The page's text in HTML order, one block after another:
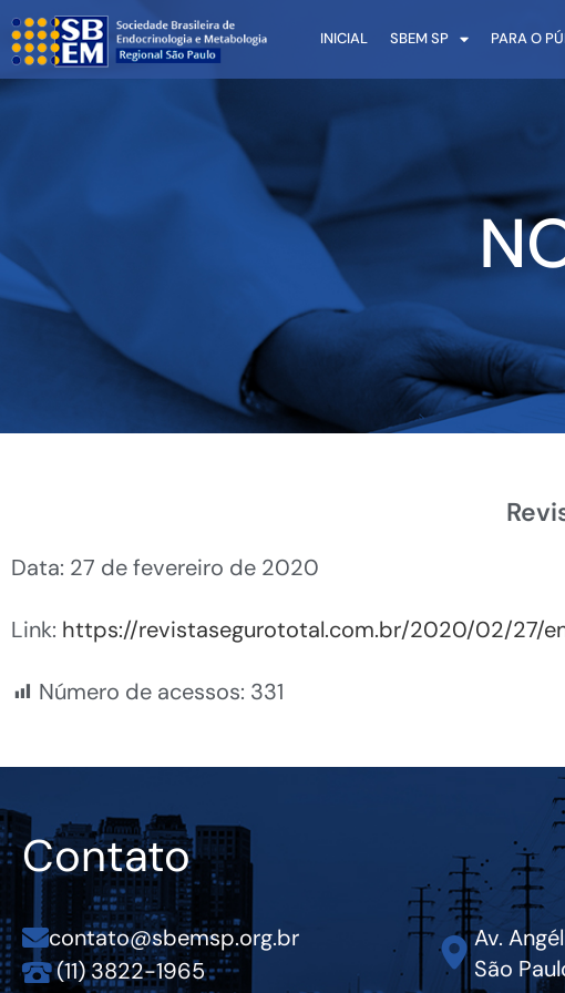
INICIAL SBEM SP PARA O
Data: 27 de fevereiro de 2020
Link: https://revistasegurototal.com.br/2020/02/
Número de acessos: 331
Contato
contato@sbemsp.org.br
(11) 3822-1965
Av.
São